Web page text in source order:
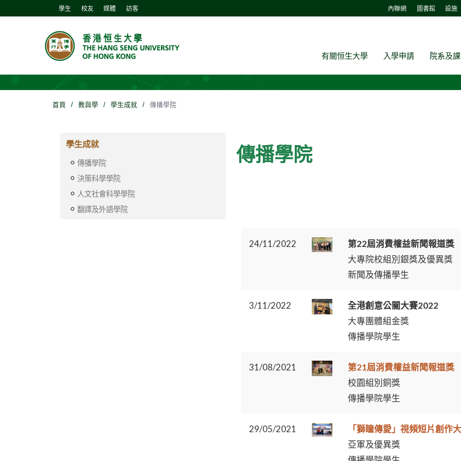
學生 校友 媒體 訪客 內聯網 圖書館 設施
有關恒生大學 入學申請 院系及
首頁 / 教與學 / 學生成就 / 傳播學院
學生成就
傳播學院
決策科學學院
人文社會科學學院
翻譯及外語學院
傳播學院
24/11/2022
第22屆消費權益新聞報道獎
大專院校組別銀獎及優異獎
新聞及傳播學生
3/11/2022
全港創意公關大賽2022
大專團體組金獎
傳播學院學生
31/08/2021
第21屆消費權益新聞報道獎
校園組別銅獎
傳播學院學生
29/05/2021
「獅瞳傳愛」視頻短片創作
亞軍及優異獎